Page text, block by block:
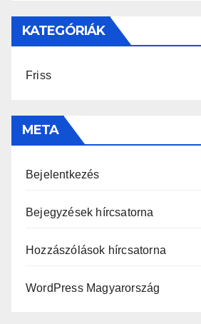
KATEGÓRIÁK
Friss
META
Bejelentkezés
Bejegyzések hírcsatorna
Hozzászólások hírcsatorna
WordPress Magyarország